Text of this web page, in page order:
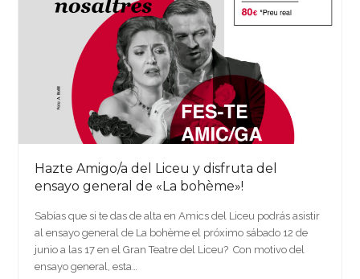
Hazte Amigo/a del Liceu y disfruta del
ensayo general de «La bohème»!
Sabías que si te das de alta en Amics del Liceu podrás asistir
al ensayo general de La bohème el próximo sábado 12 de
junio a las 17 en el Gran Teatre del Liceu? Con motivo del
ensayo general, esta…